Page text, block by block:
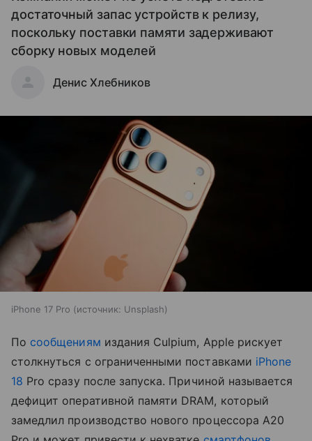
достаточный запас устройств к релизу,
поскольку поставки памяти задерживают
сборку новых моделей
Денис Хлебников
iPhone 17 Pro источник: Unsplash
По сообщениям издания Culpium, Apple рискует
столкнуться с ограниченными поставками iPhone
18 Pro сразу после запуска. Причиной называется
дефицит оперативной памяти DRAM, который
замедлил производство нового процессора A20